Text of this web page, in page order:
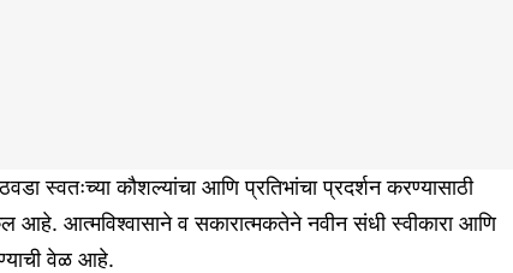
स्वतःच्या कौशल्यांचा आणि प्रतिभांचा प्रदर्शन करण्यासाठी
आहे. आत्मविश्वासाने व सकारात्मकतेने नवीन संधी स्वीकारा आणि
वेळ आहे.